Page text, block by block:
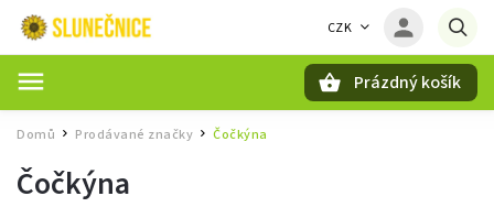
CZK
Prázdný košík
Domů / Prodávané značky / Čočkýna
Čočkýna